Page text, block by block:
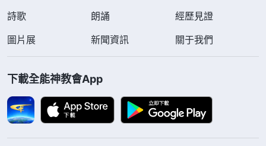
電死？」我有些膽怯，感到痛苦無助，就趕緊向神呼
了幾句神話語詩歌：「
死難通過，豁出性命能踏實通行。人有膽怯害怕的意
念，正是撒但的愚弄，怕我們越過信心的橋梁進入神
裏面。」《話・卷一 神的顯現與作工・基督起初的發
詩歌
朗誦
經歷見證
圖片展
新聞資訊 關于我們
下載全能神教會App